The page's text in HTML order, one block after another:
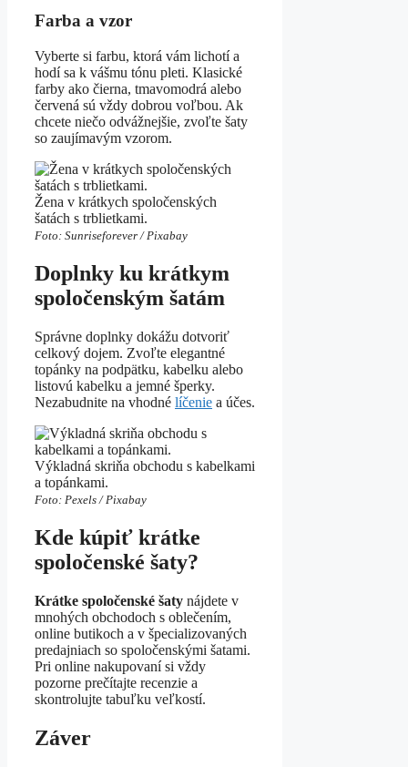
Farba a vzor
Vyberte si farbu, ktorá vám lichotí a
hodí sa k vášmu tónu pleti. Klasické
farby ako čierna, tmavomodrá alebo
červená sú vždy dobrou voľbou. Ak
chcete niečo odvážnejšie, zvoľte šaty
so zaujímavým vzorom.
Žena v krátkych spoločenských
šatách s trblietkami.
Foto: Sunriseforever / Pixabay
Doplnky ku krátkym
spoločenským šatám
Správne doplnky dokážu dotvoriť
celkový dojem. Zvoľte elegantné
topánky na podpätku, kabelku alebo
listovú kabelku a jemné šperky.
Nezabudnite na vhodné líčenie a účes.
Výkladná skriňa obchodu s kabelkami
a topánkami.
Foto: Pexels / Pixabay
Kde kúpiť krátke
spoločenské šaty?
Krátke spoločenské šaty nájdete v
mnohých obchodoch s oblečením,
online butikoch a v špecializovaných
predajniach so spoločenskými šatami.
Pri online nakupovaní si vždy
pozorne prečítajte recenzie a
skontrolujte tabuľku veľkostí.
Záver